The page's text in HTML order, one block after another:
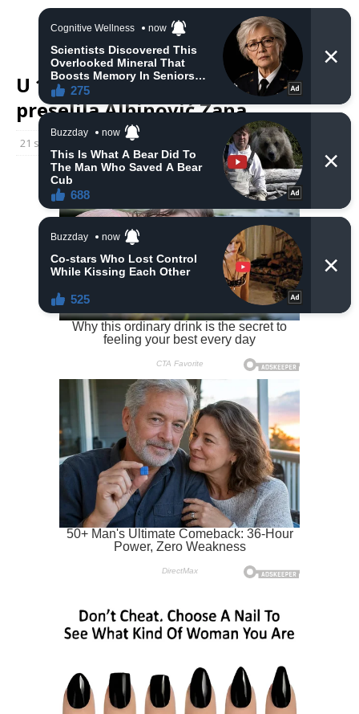
U 17. godini života na Ahiret
preselila Albinović Zana
21 studenoga, 2024 haberhana